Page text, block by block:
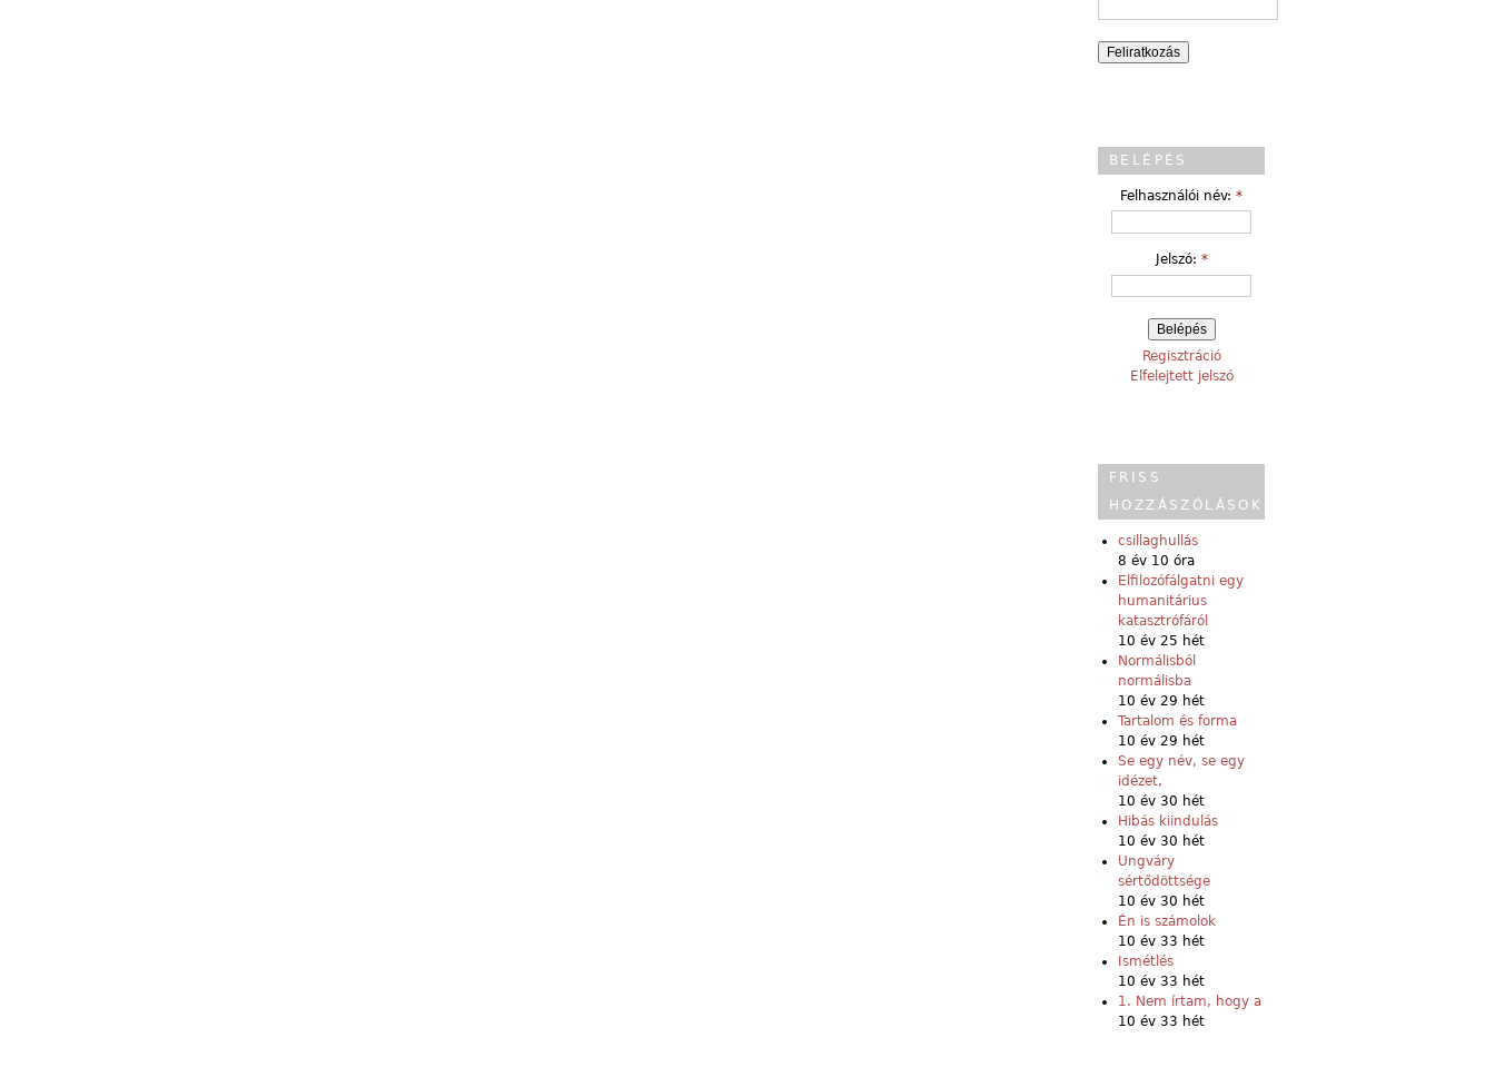
BELÉPÉS
Felhasználói név: *
Jelszó: *
Regisztráció
Elfelejtett jelszó
FRISS
HOZZÁSZÓLÁSOK
csillaghullás
8 év 10 óra
Elfilozófálgatni egy
humanitárius
katasztrófáról
10 év 25 hét
Normálisból
normálisba
10 év 29 hét
Tartalom és forma
10 év 29 hét
Se egy név, se egy
idézet,
10 év 30 hét
Hibás kiindulás
10 év 30 hét
Ungváry
sértődöttsége
10 év 30 hét
Én is számolok
10 év 33 hét
Ismétlés
10 év 33 hét
1. Nem írtam, hogy a
10 év 33 hét